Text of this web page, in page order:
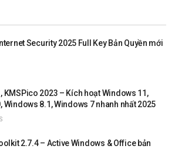
Security 2025 Full Key Bản Quyền mới
KMSPico 2023 – Kích hoạt Windows 11,
Windows 8.1, Windows 7 nhanh nhất 2025
2.7.4 – Active Windows & Office bản